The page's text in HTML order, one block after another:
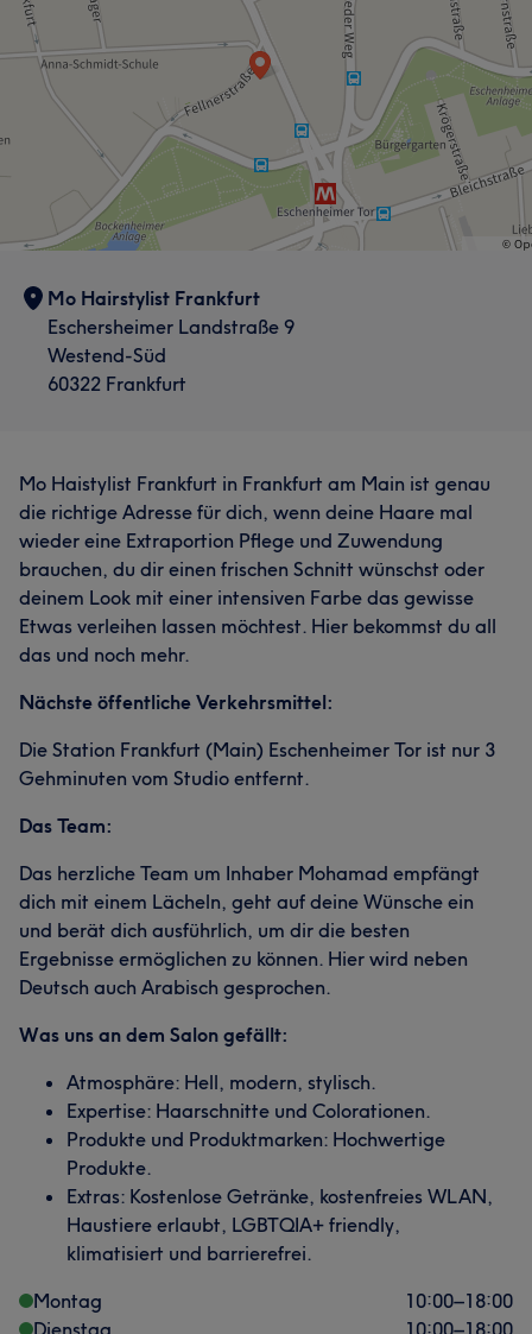
Mo Hairstylist Frankfurt
Eschersheimer Landstraße 9
Westend-Süd
60322 Frankfurt
Mo Haistylist Frankfurt in Frankfurt am Main ist genau
die richtige Adresse für dich, wenn deine Haare mal
wieder eine Extraportion Pflege und Zuwendung
brauchen, du dir einen frischen Schnitt wünschst oder
deinem Look mit einer intensiven Farbe das gewisse
Etwas verleihen lassen möchtest. Hier bekommst du all
das und noch mehr.
Nächste öffentliche Verkehrsmittel:
Die Station Frankfurt (Main) Eschenheimer Tor ist nur 3
Gehminuten vom Studio entfernt.
Das Team:
Das herzliche Team um Inhaber Mohamad empfängt
dich mit einem Lächeln, geht auf deine Wünsche ein
und berät dich ausführlich, um dir die besten
Ergebnisse ermöglichen zu können. Hier wird neben
Deutsch auch Arabisch gesprochen.
Was uns an dem Salon gefällt:
Atmosphäre: Hell, modern, stylisch.
Expertise: Haarschnitte und Colorationen.
Produkte und Produktmarken: Hochwertige
Produkte.
Extras: Kostenlose Getränke, kostenfreies WLAN,
Haustiere erlaubt, LGBTQIA+ friendly,
klimatisiert und barrierefrei.
Montag
10:00–18:00
Dienstag
10:00–18:00